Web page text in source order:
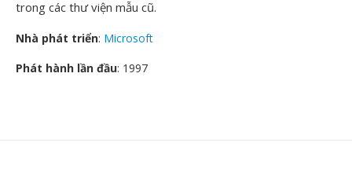
trong các thư viện mẫu cũ.
Nhà phát triển: Microsoft
Phát hành lần đầu: 1997